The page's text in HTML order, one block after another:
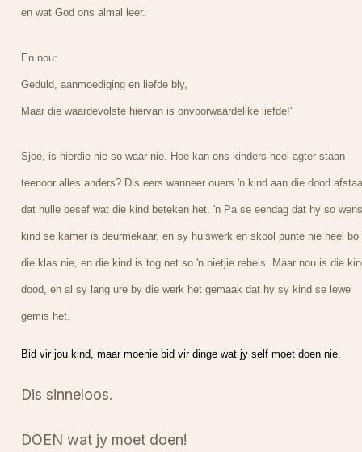
en wat God ons almal leer.
En nou:
Geduld, aanmoediging en liefde bly,
Maar die waardevolste hiervan is onvoorwaardelike liefde!"
Sjoe, is hierdie nie so waar nie. Hoe kan ons kinders heel agter staan
teenoor alles anders? Dis eers wanneer ouers 'n kind aan die dood
dat hulle besef wat die kind beteken het. 'n Pa se eendag dat hy so
kind se kamer is deurmekaar, en sy huiswerk en skool punte nie heel bo
die klas nie, en die kind is tog net so 'n bietjie rebels. Maar nou is die
dood, en al sy lang ure by die werk het gemaak dat hy sy kind se lewe
gemis het.
Bid vir jou kind, maar moenie bid vir dinge wat jy self moet doen nie.
Dis sinneloos.
DOEN wat jy moet doen!